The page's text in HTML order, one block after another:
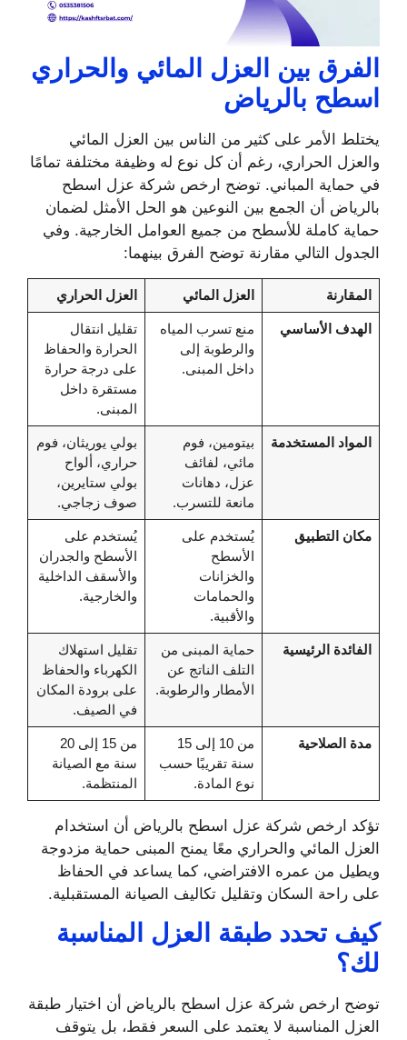
الفرق بين العزل المائي والحراري
اسطح بالرياض
يختلط الأمر على كثير من الناس بين العزل المائي
والعزل الحراري، رغم أن كل نوع له وظيفة مختلفة تمامًا
في حماية المباني. توضح ارخص شركة عزل اسطح
بالرياض أن الجمع بين النوعين هو الحل الأمثل لضمان
حماية كاملة للأسطح من جميع العوامل الخارجية. وفي
الجدول التالي مقارنة توضح الفرق بينهما:
المقارنة العزل المائي العزل الحراري
الهدف الأساسي
منع تسرب المياه
والرطوبة إلى
داخل المبنى.
تقليل انتقال
الحرارة والحفاظ
على درجة حرارة
مستقرة داخل
المبنى.
المواد المستخدمة
بيتومين، فوم
مائي، لفائف
عزل، دهانات
مانعة للتسرب.
بولي يوريثان، فوم
حراري، ألواح
بولي ستايرين،
صوف زجاجي.
مكان التطبيق
يُستخدم على
الأسطح
والخزانات
والحمامات
والأقبية.
يُستخدم على
الأسطح والجدران
والأسقف الداخلية
والخارجية.
الفائدة الرئيسية
حماية المبنى من
التلف الناتج عن
الأمطار والرطوبة.
تقليل استهلاك
الكهرباء والحفاظ
على برودة المكان
في الصيف.
مدة الصلاحية
من 10 إلى 15
سنة تقريبًا حسب
نوع المادة.
من 15 إلى 20
سنة مع الصيانة
المنتظمة.
تؤكد ارخص شركة عزل اسطح بالرياض أن استخدام
العزل المائي والحراري معًا يمنح المبنى حماية مزدوجة
ويطيل من عمره الافتراضي، كما يساعد في الحفاظ
على راحة السكان وتقليل تكاليف الصيانة المستقبلية.
كيف تحدد طبقة العزل المناسبة
لك؟
توضح ارخص شركة عزل اسطح بالرياض أن اختيار طبقة
العزل المناسبة لا يعتمد على السعر فقط، بل يتوقف